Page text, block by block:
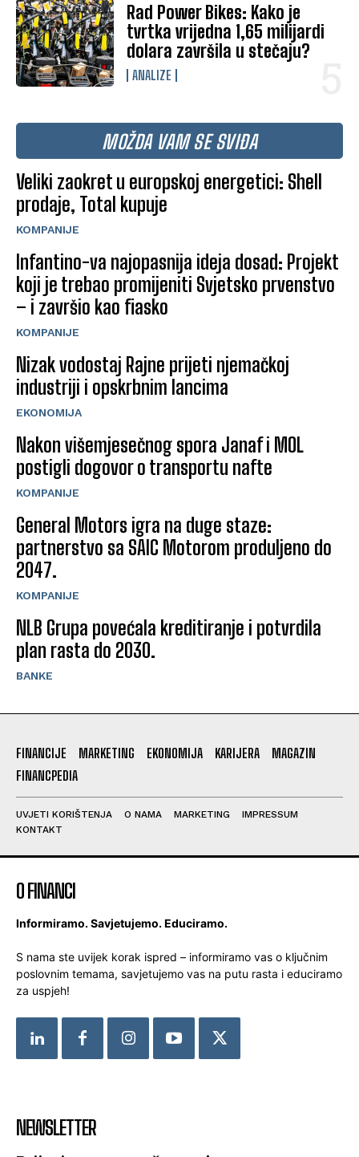
Rad Power Bikes: Kako je
tvrtka vrijedna 1,65 milijardi
dolara završila u stečaju?
ANALIZE
MOŽDA VAM SE SVIĐA
Veliki zaokret u europskoj energetici: Shell
prodaje, Total kupuje
KOMPANIJE
Infantino-va najopasnija ideja dosad: Projekt
koji je trebao promijeniti Svjetsko prvenstvo
– i završio kao fiasko
KOMPANIJE
Nizak vodostaj Rajne prijeti njemačkoj
industriji i opskrbnim lancima
EKONOMIJA
Nakon višemjesečnog spora Janaf i MOL
postigli dogovor o transportu nafte
KOMPANIJE
General Motors igra na duge staze:
partnerstvo sa SAIC Motorom produljeno do
2047.
KOMPANIJE
NLB Grupa povećala kreditiranje i potvrdila
plan rasta do 2030.
BANKE
FINANCIJE MARKETING EKONOMIJA KARIJERA
MAGAZIN
FINANCPEDIA
UVJETI KORIŠTENJA O NAMA MARKETING
IMPRESSUM
KONTAKT
O FINANCI
Informiramo. Savjetujemo. Educiramo.
S nama ste uvijek korak ispred – informiramo vas o ključnim
poslovnim temama, savjetujemo vas na putu rasta i educiramo
za uspjeh!
NEWSLETTER